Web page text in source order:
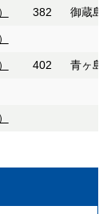
382 御蔵島
402 青ヶ島